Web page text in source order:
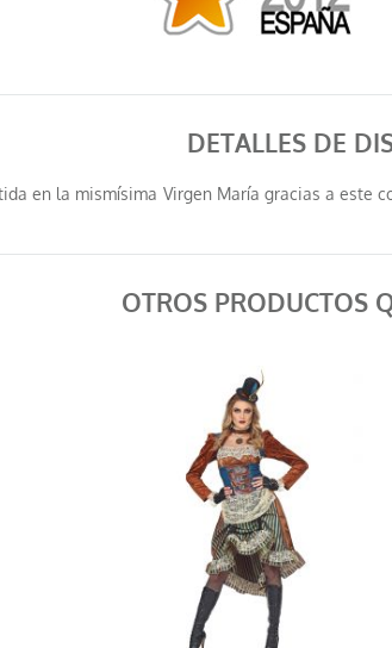
DETALLES DE
en la mismísima Virgen María gracias a
OTROS PRODUCTOS